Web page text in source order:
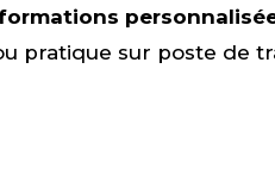
pratique sur poste de